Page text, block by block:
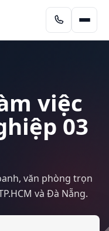
việc
03
văn phòng trọn
và Đà Nẵng.